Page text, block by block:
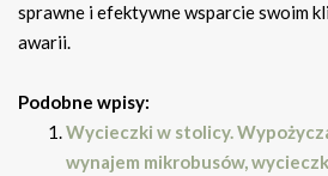
sprawne i efektywne wsparcie swoim
awarii.
Podobne wpisy:
Wycieczki w stolicy.
wynajem mikrobusów,